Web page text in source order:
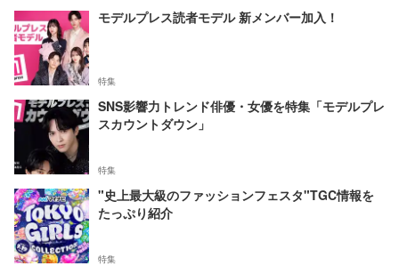
モデルプレス読者モデル 新メンバー加入！
特集
SNS影響力トレンド俳優・女優を特集「モデルプレ
スカウントダウン」
特集
"史上最大級のファッションフェスタ"TGC情報を
たっぷり紹介
特集